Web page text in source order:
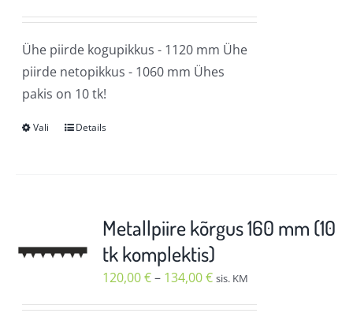
170,00 €
Ühe piirde kogupikkus - 1120 mm Ühe
piirde netopikkus - 1060 mm Ühes
pakis on 10 tk!
Vali
Sellel
varianti.
Valikuid
saab
tootelehel.
Details
Metallpiire kõrgus 160 mm (10
tk komplektis)
120,00€– 134,00€Hinnavahemik:
sis. KM